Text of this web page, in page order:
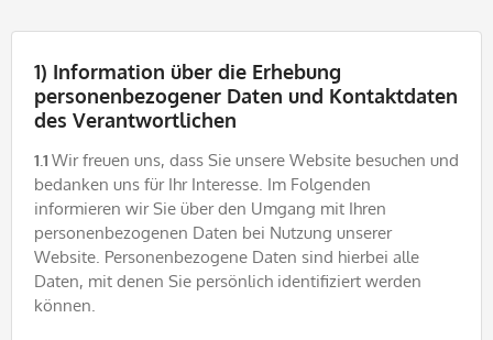
1) Information über die Erhebung
personenbezogener Daten und Kontaktdaten
des Verantwortlichen
1.1 Wir freuen uns, dass Sie unsere Website besuchen und
bedanken uns für Ihr Interesse. Im Folgenden
informieren wir Sie über den Umgang mit Ihren
personenbezogenen Daten bei Nutzung unserer
Website. Personenbezogene Daten sind hierbei alle
Daten, mit denen Sie persönlich identifiziert werden
können.